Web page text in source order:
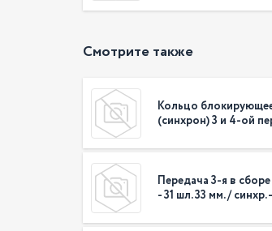
Смотрите также
Кольцо
(синхрон) 3 и 4-ой
Передача 3-я в сборе
- 31 шл. 33 мм. / синхр.